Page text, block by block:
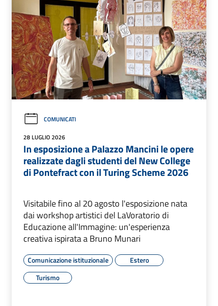
COMUNICATI
28 LUGLIO 2026
In esposizione a Palazzo Mancini le opere
realizzate dagli studenti del New College
di Pontefract con il Turing Scheme 2026
Visitabile fino al 20 agosto l'esposizione nata
dai workshop artistici del LaVoratorio di
Educazione all'Immagine: un'esperienza
creativa ispirata a Bruno Munari
Comunicazione istituzionale
Estero
Turismo